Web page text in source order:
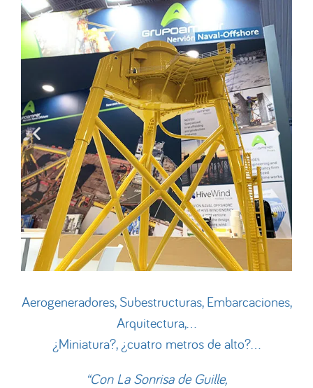
Aerogeneradores, Subestructuras, Embarcaciones,
Arquitectura,…
¿Miniatura?, ¿cuatro metros de alto?…
“Con La Sonrisa de Guille,